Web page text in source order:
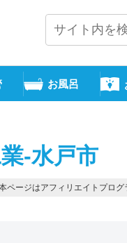
お風呂
-水戸市
ページはアフィリエイトプログ